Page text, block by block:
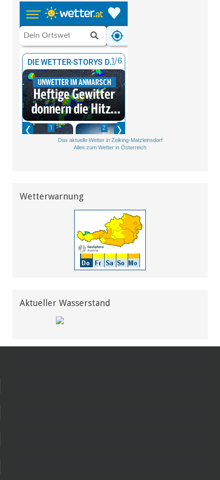
Das aktuelle Wetter in Zelking-Matzleinsdorf
Alles zum Wetter in Österreich
Wetterwarnung
Aktueller Wasserstand